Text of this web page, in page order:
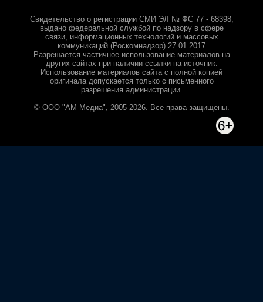
Свидетельство о регистрации СМИ ЭЛ № ФС 77 - 68398,
выдано федеральной службой по надзору в сфере
связи, информационных технологий и массовых
коммуникаций (Роскомнадзор) 27.01.2017
Разрешается частичное использование материалов на
других сайтах при наличии ссылки на источник.
Использование материалов сайта с полной копией
оригинала допускается только с письменного
разрешения администрации.
© ООО "АМ Медиа", 2005-2026. Все права защищены.